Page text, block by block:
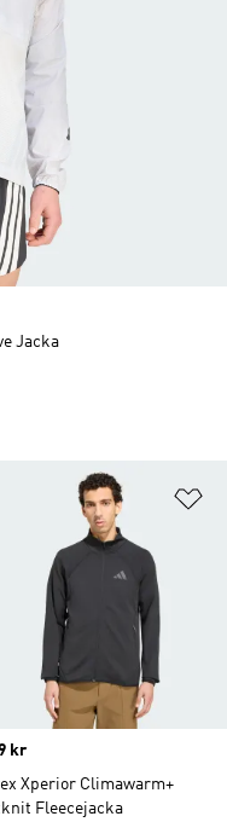
på önskelistan
kr
Xperior Climawarm+
Fleecejacka
Jacka